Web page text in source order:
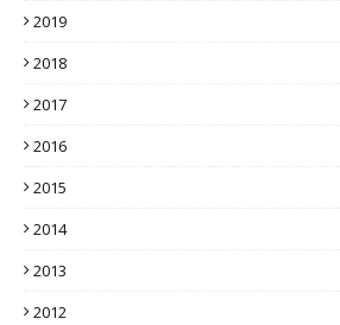
2019
2018
2017
2016
2015
2014
2013
2012